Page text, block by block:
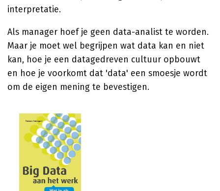
interpretatie.
Als manager hoef je geen data-analist te worden.
Maar je moet wel begrijpen wat data kan en niet
kan, hoe je een datagedreven cultuur opbouwt
en hoe je voorkomt dat 'data' een smoesje wordt
om de eigen mening te bevestigen.